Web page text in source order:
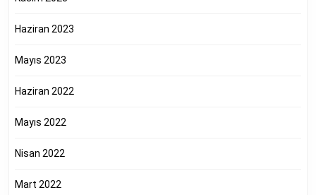
Haziran 2023
Mayıs 2023
Haziran 2022
Mayıs 2022
Nisan 2022
Mart 2022